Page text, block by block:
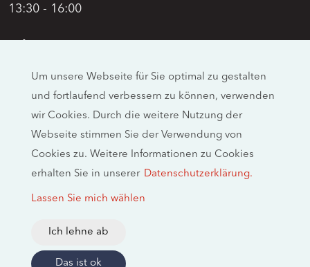
13:30 - 16:00
Adresse
Allmendstrasse 26
CH-4658 Däniken
Social Media
Um unsere Webseite für Sie optimal zu gestalten
und fortlaufend verbessern zu können, verwenden
wir Cookies. Durch die weitere Nutzung der
Webseite stimmen Sie der Verwendung von
Cookies zu. Weitere Informationen zu Cookies
erhalten Sie in unserer Datenschutzerklärung.
Lassen Sie mich wählen
Ich lehne ab
Das ist ok